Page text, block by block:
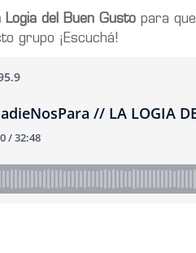
Logia del Buen Gusto para que
grupo ¡Escuchá!